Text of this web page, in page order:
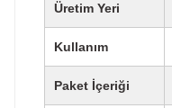
Üretim Yeri
Kullanım
Paket İçeriği